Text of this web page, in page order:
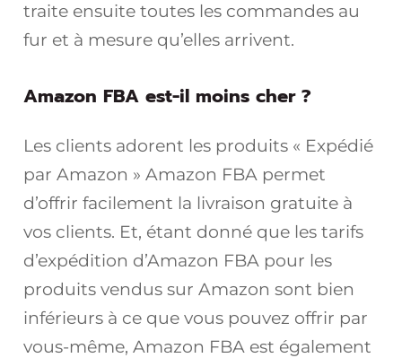
traite ensuite toutes les commandes au
fur et à mesure qu’elles arrivent.
Amazon FBA est-il moins cher ?
Les clients adorent les produits « Expédié
par Amazon » Amazon FBA permet
d’offrir facilement la livraison gratuite à
vos clients. Et, étant donné que les tarifs
d’expédition d’Amazon FBA pour les
produits vendus sur Amazon sont bien
inférieurs à ce que vous pouvez offrir par
vous-même, Amazon FBA est également